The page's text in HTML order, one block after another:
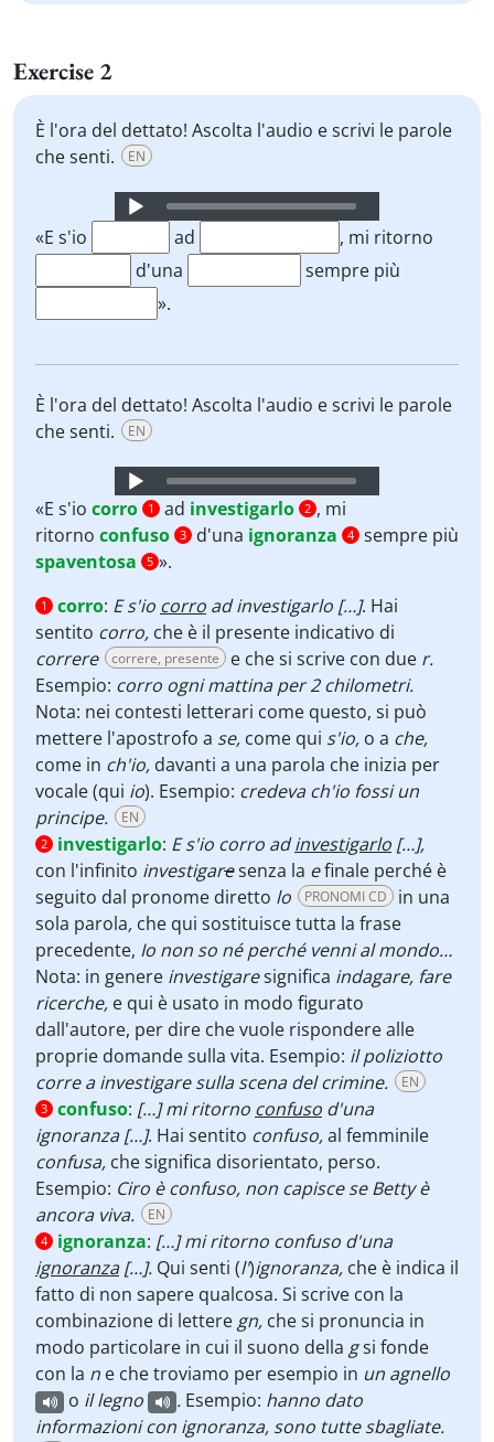
Exercise 2
È l'ora del dettato! Ascolta l'audio e scrivi le parole
che senti.
EN
Audio
«E s'io ad
, mi ritorno
d'una
sempre più
».
È l'ora del dettato! Ascolta l'audio e scrivi le parole
che senti.
EN
Audio
Player
«E s'io corro 1 ad investigarlo 2 , mi
ritorno confuso 3 d'una ignoranza 4 sempre più
spaventosa
5 ».
1 corro: E s'io corro ad investigarlo […]. Hai
sentito corro, che è il presente indicativo di
correre
correre, presente e che si scrive con due r.
Esempio: corro ogni mattina per 2 chilometri.
Nota: nei contesti letterari come questo, si può
mettere l'apostrofo a se, come qui s'io, o a che,
come in ch'io, davanti a una parola che inizia per
vocale (qui io). Esempio: credeva ch'io fossi un
principe.
EN
2 investigarlo: E s'io corro adinvestigarlo […],
con l'infinito investigaresenza la efinale perché è
seguito dal pronome diretto lo PRONOMI CD
in una
sola parola, che qui sostituisce tutta la frase
precedente, Io non so né perché venni al mondo…
Nota: in genere investigaresignifica indagare, fare
ricerche, e qui è usato in modo figurato
dall'autore, per dire che vuole rispondere alle
proprie domande sulla vita. Esempio: il poliziotto
corre a investigare sulla scena del crimine.
EN
3 confuso: […] mi ritorno confuso d'una
ignoranza […]. Hai sentito confuso,al femminile
confusa, che significa disorientato, perso.
Esempio: Ciro è confuso, non capisce se Betty è
ancora viva.
EN
4 ignoranza: […] mi ritorno confuso d'una
ignoranza[…]. Qui senti (l')ignoranza, che è indica il
fatto di non sapere qualcosa. Si scrive con la
combinazione di lettere gn, che si pronuncia in
modo particolare in cui il suono della gsi fonde
con la n e che troviamo per esempio in un agnello
o il legno . Esempio: hanno dato
informazioni con ignoranza, sono tutte sbagliate.